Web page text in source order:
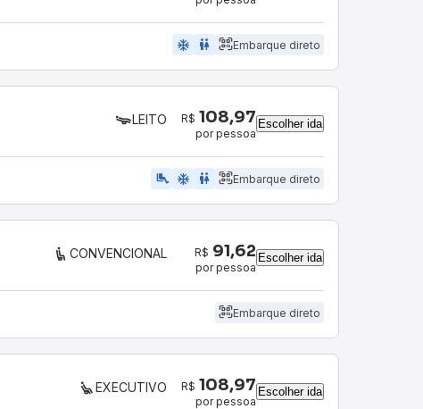
ac_unit wc Embarque direto
LEITO R$ 108,97
por pessoa
Escolher ida
airline_seat_legroom_extra ac_unit wc Embarque direto
CONVENCIONAL R$ 91,62
por pessoa
Escolher ida
Embarque direto
EXECUTIVO R$ 108,97
por pessoa
Escolher ida